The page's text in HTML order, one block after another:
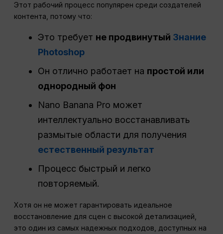
Этот рабочий процесс популярен среди создателей
контента, потому что:
Это требует не продвинутый Знание
Photoshop
Он отлично работает на простой или
однородный фон
Nano Banana Pro может
интеллектуально восстанавливать
размытые области для получения
естественный результат
Процесс быстрый и легко
повторяемый.
Хотя он не может гарантировать идеальное
восстановление для сцен с высокой детализацией,
это один из самых надежных подходов, доступных на